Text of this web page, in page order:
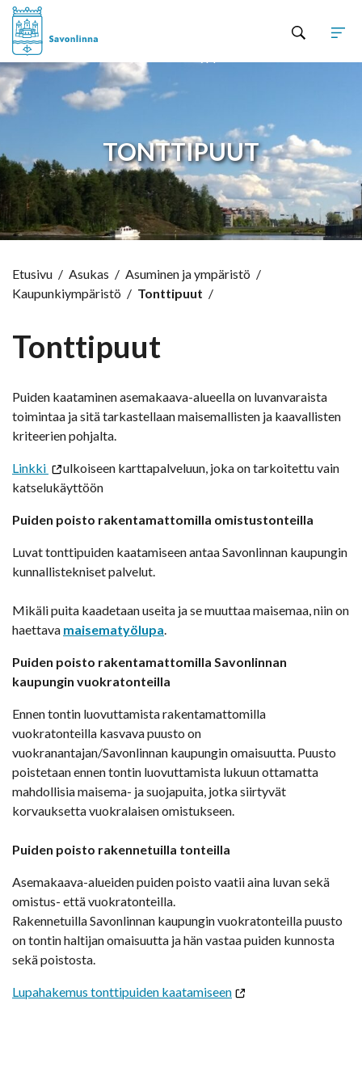
TONTTIPUUT
Etusivu / Asukas / Asuminen ja ympäristö /
Kaupunkiympäristö / Tonttipuut /
Tonttipuut
Puiden kaataminen asemakaava-alueella on luvanvaraista
toimintaa ja sitä tarkastellaan maisemallisten ja kaavallisten
kriteerien pohjalta.
Linkki
ulkoiseen karttapalveluun, joka on tarkoitettu vain
katselukäyttöön
Puiden poisto rakentamattomilla omistustonteilla
Luvat tonttipuiden kaatamiseen antaa Savonlinnan kaupungin
kunnallistekniset palvelut.
Mikäli puita kaadetaan useita ja se muuttaa maisemaa, niin on
haettava maisematyölupa.
Puiden poisto rakentamattomilla Savonlinnan
kaupungin vuokratonteilla
Ennen tontin luovuttamista rakentamattomilla
vuokratonteilla kasvava puusto on
vuokranantajan/Savonlinnan kaupungin omaisuutta. Puusto
poistetaan ennen tontin luovuttamista lukuun ottamatta
mahdollisia maisema- ja suojapuita, jotka siirtyvät
korvauksetta vuokralaisen omistukseen.
Puiden poisto rakennetuilla tonteilla
Asemakaava-alueiden puiden poisto vaatii aina luvan sekä
omistus- että vuokratonteilla.
Rakennetuilla Savonlinnan kaupungin vuokratonteilla puusto
on tontin haltijan omaisuutta ja hän vastaa puiden kunnosta
sekä poistosta.
Lupahakemus tonttipuiden kaatamiseen